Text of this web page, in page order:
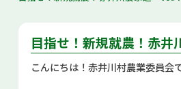
ふるさと納税
観光・イベント情報
目指せ！新規就農！赤
こんにちは！赤井川村農業委員会